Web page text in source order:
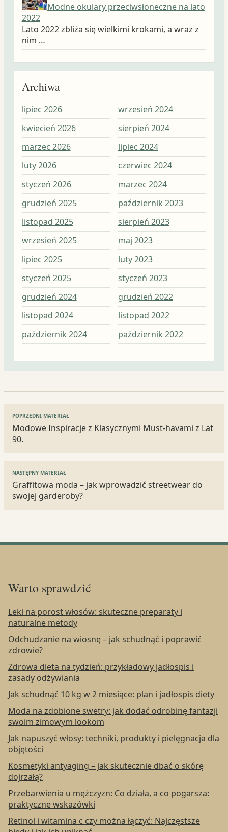
Modne okulary przeciwsłoneczne na lato
2022
Lato 2022 zbliża się wielkimi krokami, a wraz z
nim …
Archiwa
lipiec 2026
kwiecień 2026
marzec 2026
luty 2026
styczeń 2026
grudzień 2025
listopad 2025
wrzesień 2025
lipiec 2025
styczeń 2025
grudzień 2024
listopad 2024
październik 2024
wrzesień 2024
sierpień 2024
lipiec 2024
czerwiec 2024
marzec 2024
październik 2023
sierpień 2023
maj 2023
luty 2023
styczeń 2023
grudzień 2022
listopad 2022
październik 2022
Nawigacja
wpisu
POPRZEDNI MATERIAŁ
Modowe Inspiracje z Klasycznymi Must-havami z Lat
90.
NASTĘPNY MATERIAŁ
Graffitowa moda – jak wprowadzić streetwear do
swojej garderoby?
Warto sprawdzić
Leki na porost włosów: skuteczne preparaty i
naturalne metody
Odchudzanie na wiosnę – jak schudnąć i poprawić
zdrowie?
Zdrowa dieta na tydzień: przykładowy jadłospis i
zasady odżywiania
Jak schudnąć 10 kg w 2 miesiące: plan i jadłospis diety
Moda na zdobione swetry: jak dodać odrobinę fantazji
swoim zimowym lookom
Jak napuszyć włosy: techniki, produkty i pielęgnacja dla
objętości
Kosmetyki antyaging – jak skutecznie dbać o skórę
dojrzałą?
Przebarwienia u mężczyzn: Co działa, a co pogarsza:
praktyczne wskazówki
Retinol i witamina c czy można łączyć: Najczęstsze